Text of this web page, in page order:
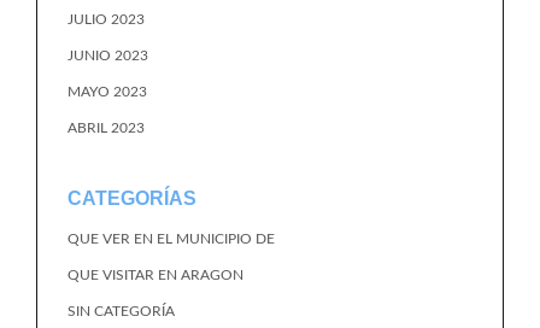
JULIO 2023
JUNIO 2023
MAYO 2023
ABRIL 2023
CATEGORÍAS
QUE VER EN EL MUNICIPIO DE
QUE VISITAR EN ARAGON
SIN CATEGORÍA